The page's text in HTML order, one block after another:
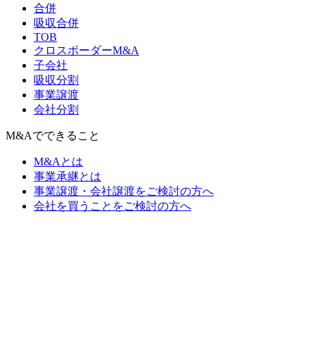
合併
吸収合併
TOB
クロスボーダーM&A
子会社
吸収分割
事業譲渡
会社分割
M&Aでできること
M&Aとは
事業承継とは
事業譲渡・会社譲渡をご検討の方へ
会社を買うことをご検討の方へ